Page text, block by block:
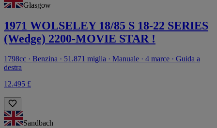
Glasgow
1971 WOLSELEY 18/85 S 18-22 SERIES
(Wedge) 2200-MOVIE STAR !
1798cc · Benzina · 51.871 miglia · Manuale · 4 marce · Guida a
destra
12.495 £
Sandbach